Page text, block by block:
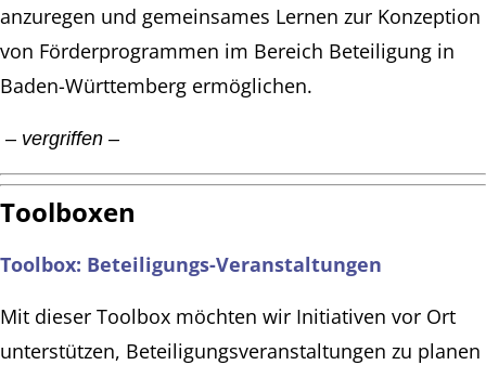
anzuregen und gemeinsames Lernen zur Konzeption
von Förderprogrammen im Bereich Beteiligung in
Baden-Württemberg ermöglichen.
– vergriffen –
Toolboxen
Toolbox: Beteiligungs-Veranstaltungen
Mit dieser Toolbox möchten wir Initiativen vor Ort
unterstützen, Beteiligungsveranstaltungen zu planen